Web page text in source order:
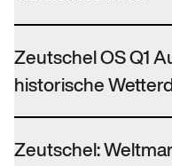
Zeutschel OS Q1
historische
Zeutschel: